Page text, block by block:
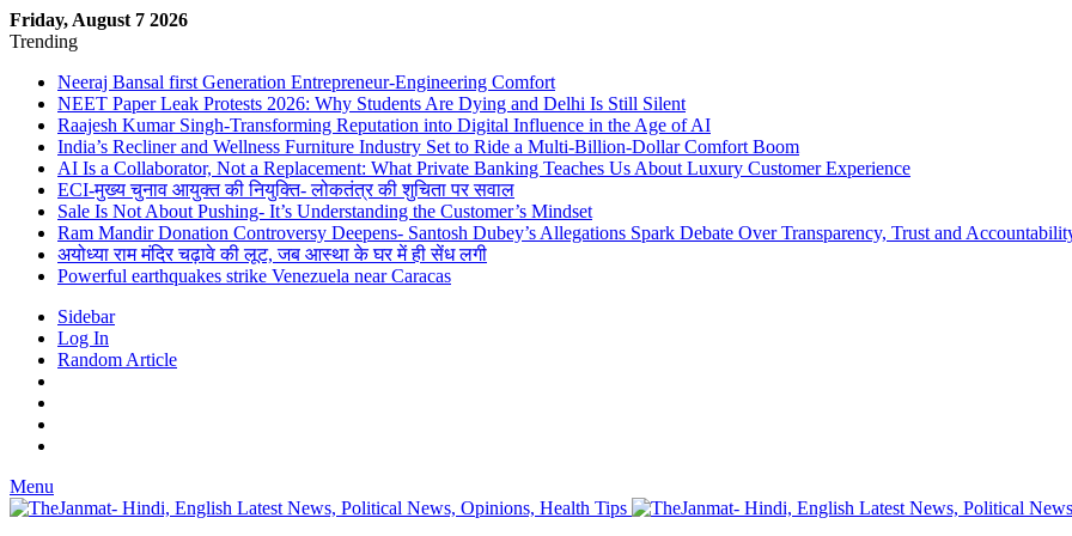
Friday, August 7 2026
Trending
Neeraj Bansal first Generation Entrepreneur-Engineering Comfort
NEET Paper Leak Protests 2026: Why Students Are Dying and Delhi Is Still Silent
Raajesh Kumar Singh-Transforming Reputation into Digital Influence in the Age of AI
India’s Recliner and Wellness Furniture Industry Set to Ride a Multi-Billion-Dollar Comfort Boom
AI Is a Collaborator, Not a Replacement: What Private Banking Teaches Us About Luxury Customer Experience
ECI-मुख्य चुनाव आयुक्त की नियुक्ति- लोकतंत्र की शुचिता पर सवाल
Sale Is Not About Pushing- It’s Understanding the Customer’s Mindset
Ram Mandir Donation Controversy Deepens- Santosh Dubey’s Allegations Spark Debate Over Transparency, Trust and
अयोध्या राम मंदिर चढ़ावे की लूट, जब आस्था के घर में ही सेंध लगी
Powerful earthquakes strike Venezuela near Caracas
Sidebar
Log In
Random Article
Menu